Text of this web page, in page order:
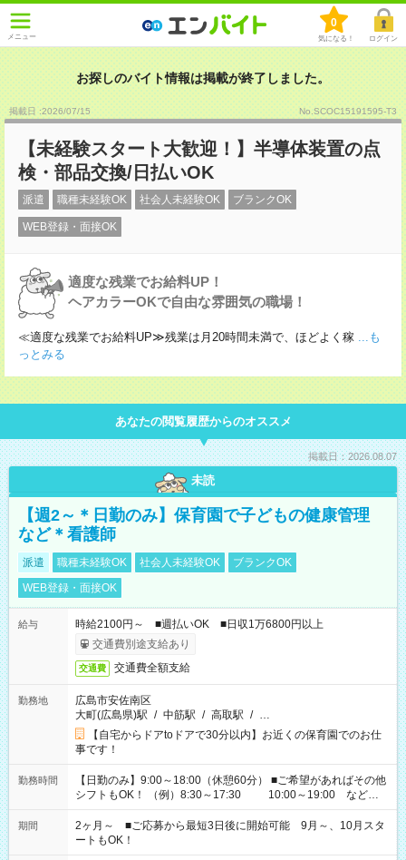
メニュー
0
気になる！ ログイン
お探しのバイト情報は掲載が終了しました。
掲載日 :2026/07/15 No.SCOC15191595-T3
【未経験スタート大歓迎！】半導体装置の点
検・部品交換/日払いOK
派遣 職種未経験OK 社会人未経験OK ブランクOK
WEB登録・面接OK
適度な残業でお給料UP！
ヘアカラーOKで自由な雰囲気の職場！
≪適度な残業でお給料UP≫残業は月20時間未満で、ほどよく稼 ...も
っとみる
あなたの閲覧履歴からのオススメ
掲載日：2026.08.07
未読
【週2～＊日勤のみ】保育園で子どもの健康管理
など＊看護師
派遣 職種未経験OK 社会人未経験OK
ブランクOK
WEB登録・面接OK
給与
時給2100円～ ■週払いOK ■日収1万6800円以上
交通費別途支給あり
交通費 交通費全額支給
勤務地
広島市安佐南区
大町(広島県)駅 / 中筋駅 / 高取駅 / …
【自宅からドアtoドアで30分以内】お近くの保育園でのお仕
事です！
勤務時間
【日勤のみ】9:00～18:00（休憩60分） ■ご希望があればその他
シフトもOK！ （例）8:30～17:30 10:00～19:00 など
「家族とお休みを合わせたい」 「余裕を持って夕飯の準備がし
たい」 「できれば残業はしたくない」 など、ご希望があれば教
えてくださいね。 ※Wワーク希望の方へ 今ご覧のお仕事で希望
する勤務時間と、もう1つのお仕事の勤務時間。 合計で週40時
期間
2ヶ月～ ■ご応募から最短3日後に開始可能 9月～、10月スタ
ートもOK！